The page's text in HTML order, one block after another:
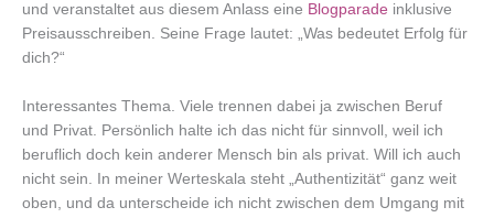
und veranstaltet aus diesem Anlass eine Blogparade inklusive
Preisausschreiben. Seine Frage lautet: „Was bedeutet Erfolg für
dich?“
Interessantes Thema. Viele trennen dabei ja zwischen Beruf
und Privat. Persönlich halte ich das nicht für sinnvoll, weil ich
beruflich doch kein anderer Mensch bin als privat. Will ich auch
nicht sein. In meiner Werteskala steht „Authentizität“ ganz weit
oben, und da unterscheide ich nicht zwischen dem Umgang mit